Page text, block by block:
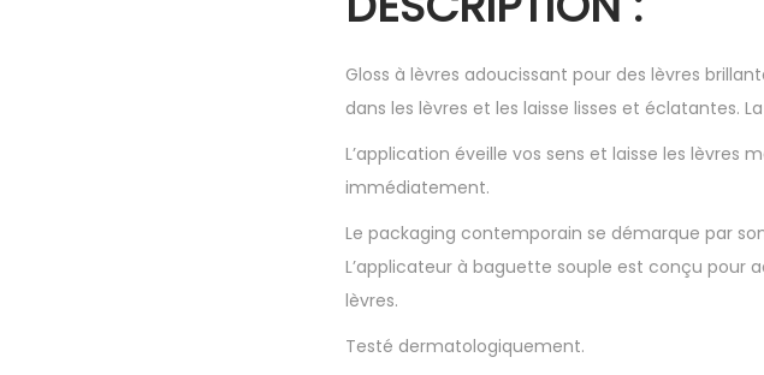
Gloss à lèvres adoucissant pour des lèvres
dans les lèvres et les laisse lisses et éclatantes.
L’application éveille vos sens et laisse les lèvres
immédiatement.
Le packaging contemporain se démarque par
L’applicateur à baguette souple est conçu pour
lèvres.
Testé dermatologiquement.